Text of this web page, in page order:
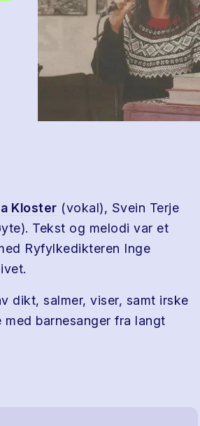
Kloster (vokal), Svein Terje
Tekst og melodi var et
Ryfylkedikteren Inge
dikt, salmer, viser, samt irske
barnesanger fra langt